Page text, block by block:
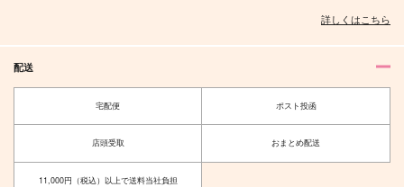
詳しくはこちら
配送
宅配便 ポスト投函
店頭受取 おまとめ配送
11,000円（税込）以上で送料当社負担